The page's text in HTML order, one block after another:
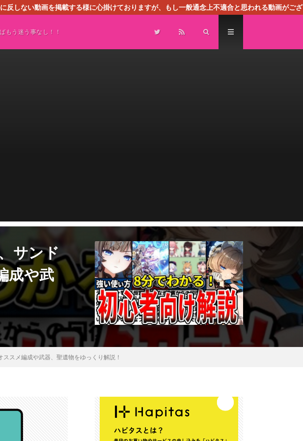
しない動画を掲載する様に心掛けておりますが、もし一般通念上不適合と思われる動画がござ
もう迷う事なし！！
サンド
成や武
スメ編成や武器、聖遺物をゆっくり解説！